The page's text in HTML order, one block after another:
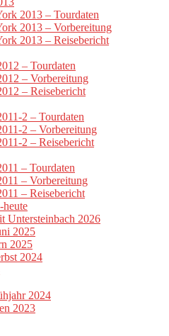
2013 – Tourdaten
2013 – Vorbereitung
2013 – Reisebericht
– Tourdaten
– Vorbereitung
– Reisebericht
2 – Tourdaten
2 – Vorbereitung
2 – Reisebericht
– Tourdaten
– Vorbereitung
– Reisebericht
heute
Untersteinbach 2026
2025
2025
2024
2024
2023